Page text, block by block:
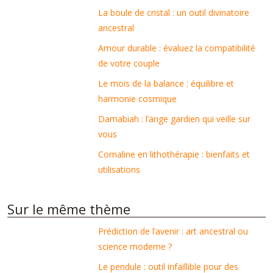
La boule de cristal : un outil divinatoire
ancestral
Amour durable : évaluez la compatibilité
de votre couple
Le mois de la balance : équilibre et
harmonie cosmique
Damabiah : l’ange gardien qui veille sur
vous
Cornaline en lithothérapie : bienfaits et
utilisations
Sur le même thème
Prédiction de l’avenir : art ancestral ou
science moderne ?
Le pendule : outil infaillible pour des